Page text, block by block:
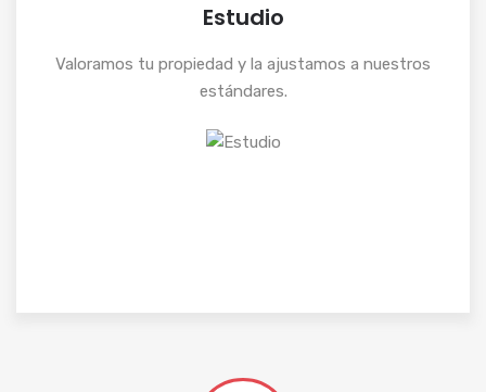
Estudio
Valoramos tu propiedad y la ajustamos a nuestros
estándares.